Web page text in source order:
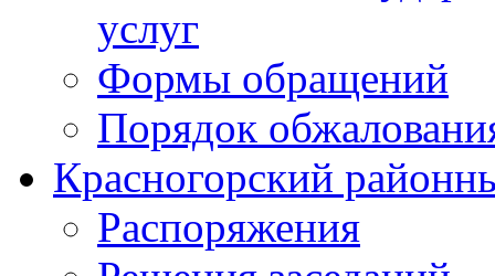
услуг
Формы обращений
Порядок
Красногорский
Распоряжения